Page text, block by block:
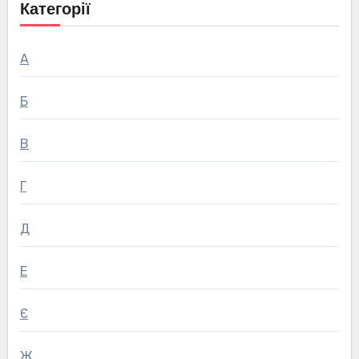
Категорії
А
Б
В
Г
Д
Е
Є